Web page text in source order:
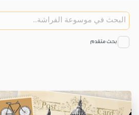
بحث متقدم